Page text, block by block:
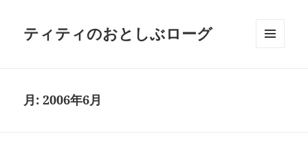
ティティのおとしぶローグ
月:2006年6月